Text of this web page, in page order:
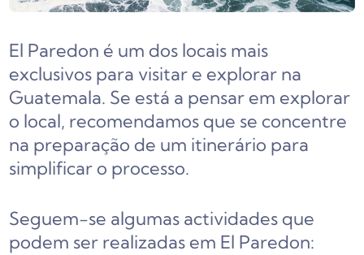
El Paredon é um dos locais mais
exclusivos para visitar e explorar na
Guatemala. Se está a pensar em explorar
o local, recomendamos que se concentre
na preparação de um itinerário para
simplificar o processo.
Seguem-se algumas actividades que
podem ser realizadas em El Paredon: